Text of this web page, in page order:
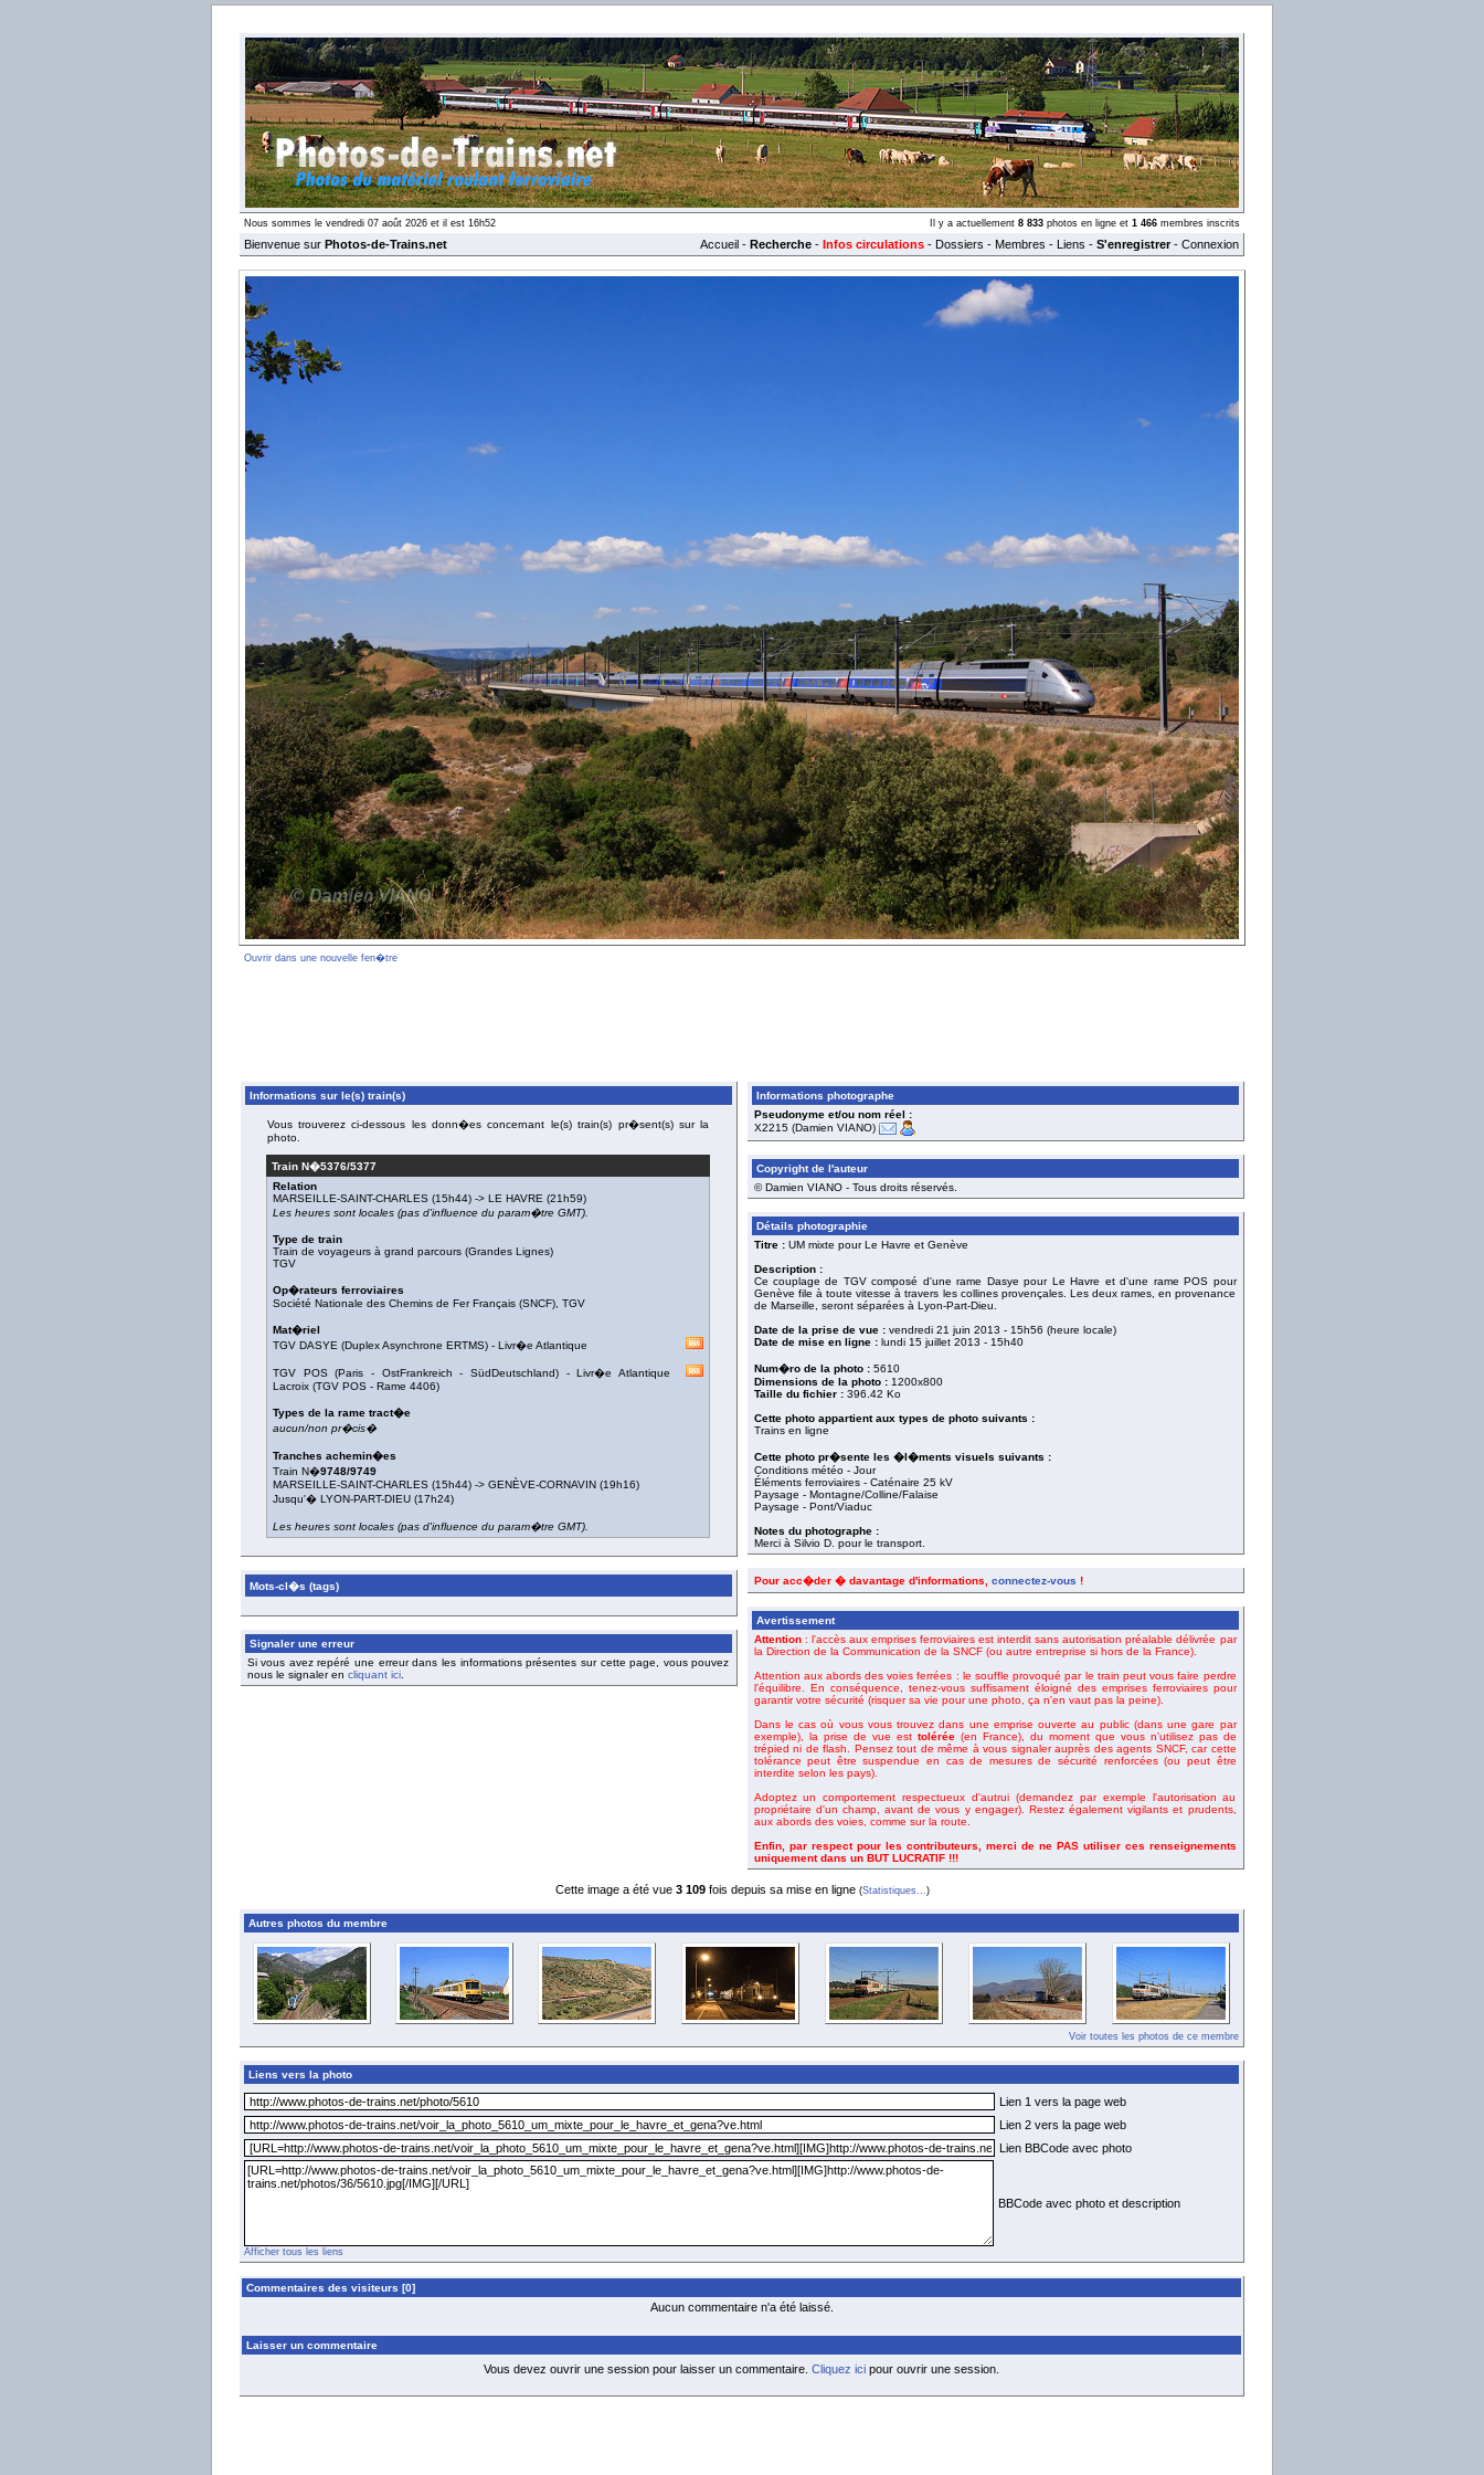
Nous sommes le vendredi 07 août 2026 et il est 16h52 Il y a actuellement 8 833 photos en ligne et 1 466 membres inscrits
Bienvenue sur Photos-de-Trains.net Accueil - Recherche - Infos circulations - Dossiers - Membres - Liens - S'enregistrer- Connexion
Ouvrir dans une nouvelle fen�tre
Informations sur le(s) train(s)
Vous trouverez ci-dessous les donn�es concernant le(s) train(s) pr�sent(s) sur la
photo.
Train N�5376/5377
Relation
MARSEILLE-SAINT-CHARLES (15h44) -> LE HAVRE (21h59)
Les heures sont locales (pas d'influence du param�tre GMT).
Type de train
Train de voyageurs à grand parcours (Grandes Lignes)
TGV
Op�rateurs ferroviaires
Société Nationale des Chemins de Fer Français (SNCF) TGV
Mat�riel
TGV DASYE (Duplex Asynchrone ERTMS) - Livr�e Atlantique
TGV POS (Paris - OstFrankreich - SüdDeutschland) -Livr�e Atlantique
Lacroix (TGV POS - Rame 4406)
Types de la rame tract�e
aucun/non pr�cis�
Tranches achemin�es
Train N�9748/9749
MARSEILLE-SAINT-CHARLES (15h44) -> GENÈVE-CORNAVIN (19h16)
Jusqu'� LYON-PART-DIEU (17h24)
Les heures sont locales (pas d'influence du param�tre GMT).
Mots-cl�s (tags)
Signaler une erreur
Si vous avez repéré une erreur dans les informations présentes sur cette page, vous pouvez
nous le signaler en cliquant ici.
Informations photographe
Pseudonyme et/ou nom réel :
X2215 (Damien VIANO)
Copyright de l'auteur
© Damien VIANO - Tous droits réservés.
Détails photographie
Titre :UM mixte pour Le Havre et Genève
Description :
Ce couplage de TGV composé d'une rame Dasye pour Le Havre et d'une rame POS pour
Genève file à toute vitesse à travers les collines provençales. Les deux rames, en provenance
de Marseille, seront séparées à Lyon-Part-Dieu.
Date de la prise de vue : vendredi 21 juin 2013 - 15h56 (heure locale)
Date de mise en ligne : lundi 15 juillet 2013 - 15h40
Num�ro de la photo :5610
Dimensions de la photo :1200x800
Taille du fichier :396.42 Ko
Cette photo appartient aux types de photo suivants :
Trains en ligne
Cette photo pr�sente les �l�ments visuels suivants :
Conditions météo - Jour
Éléments ferroviaires - Caténaire 25 kV
Paysage - Montagne/Colline/Falaise
Paysage - Pont/Viaduc
Notes du photographe :
Merci à Silvio D. pour le transport.
Pour acc�der � davantage d'informations, connectez-vous !
Avertissement
Attention: l'accès aux emprises ferroviaires est interdit sans autorisation préalable délivrée par
la Direction de la Communication de la SNCF (ou autre entreprise si hors de la France).
Attention aux abords des voies ferrées : le souffle provoqué par le train peut vous faire perdre
l'équilibre. En conséquence, tenez-vous suffisament éloigné des emprises ferroviaires pour
garantir votre sécurité (risquer sa vie pour une photo, ça n'en vaut pas la peine).
Dans le cas où vous vous trouvez dans une emprise ouverte au public (dans une gare par
exemple), la prise de vue est tolérée(en France), du moment que vous n'utilisez pas de
trépied ni de flash. Pensez tout de même à vous signaler auprès des agents SNCF, car cette
tolérance peut être suspendue en cas de mesures de sécurité renforcées (ou peut être
interdite selon les pays).
Adoptez un comportement respectueux d'autrui (demandez par exemple l'autorisation au
propriétaire d'un champ, avant de vous y engager). Restez également vigilants et prudents,
aux abords des voies, comme sur la route.
Enfin, par respect pour les contributeurs, merci de ne PAS utiliser ces renseignements
uniquement dans un BUT LUCRATIF !!!
Cette image a été vue 3 109fois depuis sa mise en ligne (Statistiques...)
Autres photos du membre
Voir toutes les photos de ce membre
Liens vers la photo
Lien 1 vers la page web
Lien 2 vers la page web
Lien BBCode avec photo
BBCode avec photo et description
Afficher tous les liens
Commentaires des visiteurs [0]
Aucun commentaire n'a été laissé.
Laisser un commentaire
Vous devez ouvrir une session pour laisser un commentaire. Cliquez ici pour ouvrir une session.